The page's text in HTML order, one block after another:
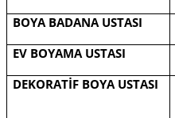
BOYA BADANA USTASI
EV BOYAMA USTASI
DEKORATİF BOYA USTASI